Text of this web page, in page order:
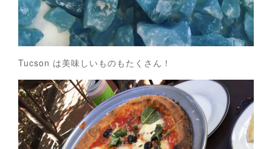
Tucson は美味しいものもたくさん！